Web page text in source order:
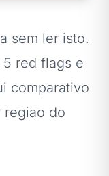
sem ler isto.
red flags e
comparativo
regiao do